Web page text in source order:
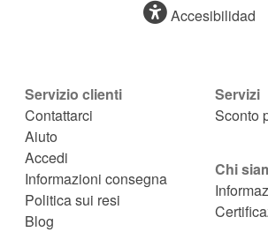
Accesibilidad
Servizio clienti
Contattarci
Aiuto
Accedi
Informazioni consegna
Politica sui resi
Blog
Servizi
Sconto
Chi